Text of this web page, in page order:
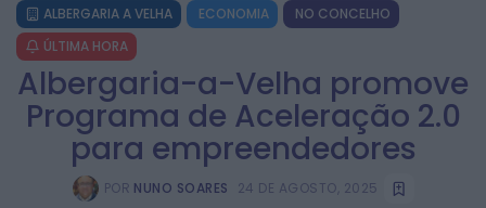
ALBERGARIA A VELHA ECONOMIA
NO CONCELHO
ÚLTIMA HORA
Albergaria-a-Velha promove
Programa de Aceleração 2.0
para empreendedores
POR NUNO SOARES 24 DE AGOSTO, 2025